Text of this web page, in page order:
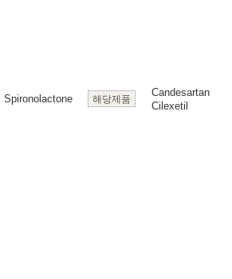
Spironolactone 해당제품
Candesartan
Cilexetil